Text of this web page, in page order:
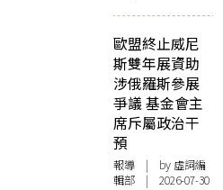
歐盟終止威尼
斯雙年展資助
涉俄羅斯參展
爭議 基金會主
席斥屬政治干
預
報導 | by 虛詞編
輯部 | 2026-07-30